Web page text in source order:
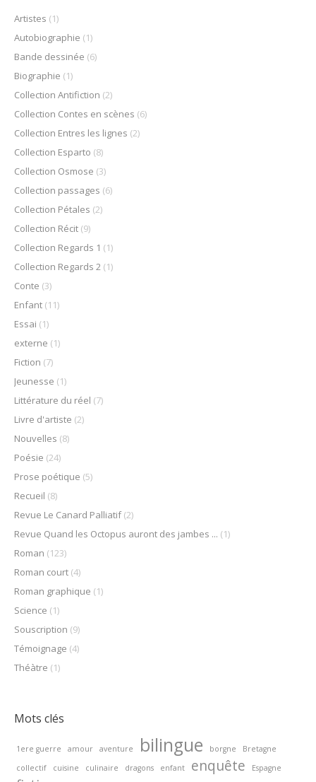
Artistes (1)
Autobiographie (1)
Bande dessinée (6)
Biographie (1)
Collection Antifiction (2)
Collection Contes en scènes (6)
Collection Entres les lignes (2)
Collection Esparto (8)
Collection Osmose (3)
Collection passages (6)
Collection Pétales (2)
Collection Récit (9)
Collection Regards 1 (1)
Collection Regards 2 (1)
Conte (3)
Enfant (11)
Essai (1)
externe (1)
Fiction (7)
Jeunesse (1)
Littérature du réel (7)
Livre d'artiste (2)
Nouvelles (8)
Poésie (24)
Prose poétique (5)
Recueil (8)
Revue Le Canard Palliatif (2)
Revue Quand les Octopus auront des jambes ... (1)
Roman (123)
Roman court (4)
Roman graphique (1)
Science (1)
Souscription (9)
Témoignage (4)
Théàtre (1)
Mots clés
1ere guerre amour aventure bilingue borgne
Bretagne
collectif
cuisine culinaire dragons enfant enquête Espagne